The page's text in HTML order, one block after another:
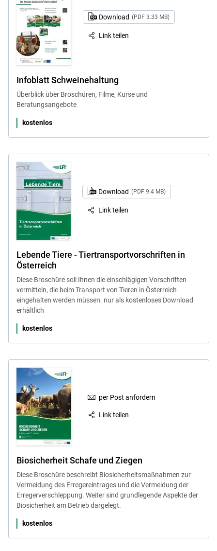
Download (PDF 3.33 MB)
Link teilen
Infoblatt Schweinehaltung
Überblick über Broschüren, Filme, Kurse und
Beratungsangebote
kostenlos
Download (PDF 9.4 MB)
Link teilen
Lebende Tiere - Tiertransportvorschriften in
Österreich
Diese Broschüre soll Ihnen die einschlägigen Vorschriften
vermitteln, die beim Transport von Tieren in Österreich
eingehalten werden müssen. nur als kostenloses Download
erhältlich
kostenlos
per Post anfordern
Link teilen
Biosicherheit Schafe und Ziegen
Diese Broschüre beschreibt Biosicherheitsmaßnahmen zur
Vermeidung des Erregereintrages und die Vermeidung der
Erregerverschleppung. Weiter sind grundlegende Aspekte der
Biosicherheit am Betrieb dargelegt.
kostenlos